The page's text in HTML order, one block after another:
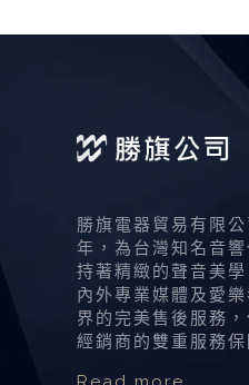
勝旗電器貿易有限
年，為台灣知名音
持著精緻的聲音美
內外專業媒體及愛
界的完美售後服務
經銷商的雙重服務保